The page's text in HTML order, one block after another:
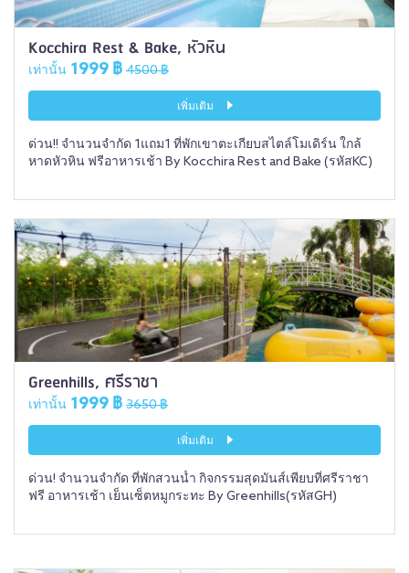
Kocchira Rest & Bake, หัวหิน
เท่านั้น 1999 ฿ 4500 ฿
เพิ่มเติม
ด่วน!! จำนวนจำกัด 1แถม1 ที่พักเขาตะเกียบสไตล์โมเดิร์น ใกล้
หาดหัวหิน ฟรีอาหารเช้า By Kocchira Rest and Bake (รหัสKC)
Greenhills, ศรีราชา
เท่านั้น 1999 ฿ 3650 ฿
เพิ่มเติม
ด่วน! จำนวนจำกัด ที่พักสวนน้ำ กิจกรรมสุดมันส์เพียบที่ศรีราชา
ฟรี อาหารเช้า เย็นเซ็ตหมูกระทะ By Greenhills(รหัสGH)